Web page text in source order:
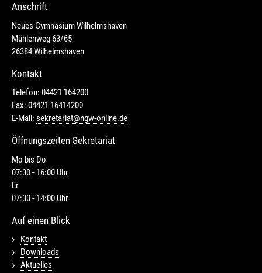
Anschrift
Neues Gymnasium Wilhelmshaven
Mühlenweg 63/65
26384 Wilhelmshaven
Kontakt
Telefon: 04421 164200
Fax: 04421 16414200
E-Mail: sekretariat@ngw-online.de
Öffnungszeiten Sekretariat
Mo bis Do
07:30 - 16:00 Uhr
Fr
07:30 - 14:00 Uhr
Auf einen Blick
Kontakt
Downloads
Aktuelles